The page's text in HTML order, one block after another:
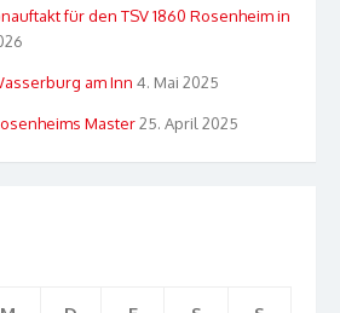
für den TSV 1860 Rosenheim in
am Inn 4. Mai 2025
Master25. April 2025